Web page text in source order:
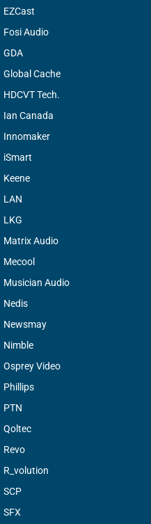
EZCast
Fosi Audio
GDA
Global Cache
HDCVT Tech.
Ian Canada
Innomaker
iSmart
Keene
LAN
LKG
Matrix Audio
Mecool
Musician Audio
Nedis
Newsmay
Nimble
Osprey Video
Phillips
PTN
Qoltec
Revo
R_volution
SCP
SFX